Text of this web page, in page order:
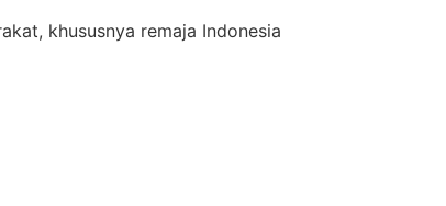
khususnya remaja Indonesia